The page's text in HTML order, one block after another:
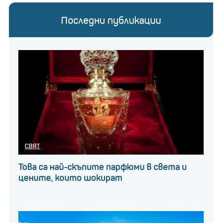
Последни публикации
СВЯТ
Това са най-скъпите парфюми в света и
цените, които шокират